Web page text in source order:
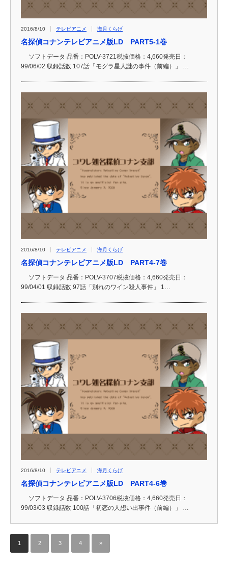
2016/8/10 テレビアニメ 海月くらげ
名探偵コナンテレビアニメ版LD PART5-1巻
ソフトデータ 品番：POLV-3721税抜価格：4,660発売日：
99/06/02 収録話数 107話「モグラ星人謎の事件（前編）」 …
2016/8/10 テレビアニメ 海月くらげ
名探偵コナンテレビアニメ版LD PART4-7巻
ソフトデータ 品番：POLV-3707税抜価格：4,660発売日：
99/04/01 収録話数 97話「別れのワイン殺人事件」 1…
2016/8/10 テレビアニメ 海月くらげ
名探偵コナンテレビアニメ版LD PART4-6巻
ソフトデータ 品番：POLV-3706税抜価格：4,660発売日：
99/03/03 収録話数 100話「初恋の人想い出事件（前編）」 …
1 2 3 4 »